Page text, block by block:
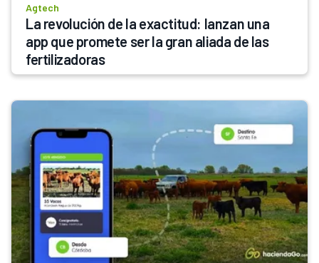
Agtech
La revolución de la exactitud: lanzan una
app que promete ser la gran aliada de las
fertilizadoras